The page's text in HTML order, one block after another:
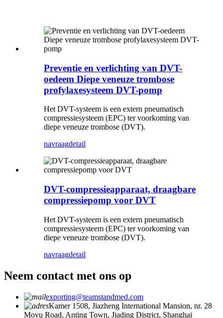
Preventie en verlichting van DVT-
oedeem Diepe veneuze trombose
profylaxesysteem DVT-pomp
Het DVT-systeem is een extern pneumatisch
compressiesysteem (EPC) ter voorkoming van
diepe veneuze trombose (DVT).
navraagdetail
DVT-compressieapparaat, draagbare
compressiepomp voor DVT
Het DVT-systeem is een extern pneumatisch
compressiesysteem (EPC) ter voorkoming van
diepe veneuze trombose (DVT).
navraagdetail
Neem contact met ons op
exporting@teamstandmed.com
Kamer 1508, Jiazheng International Mansion, nr. 28
Moyu Road, Anting Town, Jiading District, Shanghai